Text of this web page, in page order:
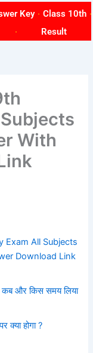
Key
Class 10th
Result
With
Exam All Subjects
Download Link
कब और किस समय लिया
क्या होगा ?